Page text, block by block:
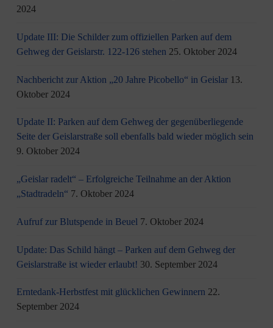
2024
Update III: Die Schilder zum offiziellen Parken auf dem
Gehweg der Geislarstr. 122-126 stehen 25. Oktober 2024
Nachbericht zur Aktion „20 Jahre Picobello“ in Geislar 13.
Oktober 2024
Update II: Parken auf dem Gehweg der gegenüberliegende
Seite der Geislarstraße soll ebenfalls bald wieder möglich sein
9. Oktober 2024
„Geislar radelt“ – Erfolgreiche Teilnahme an der Aktion
„Stadtradeln“ 7. Oktober 2024
Aufruf zur Blutspende in Beuel 7. Oktober 2024
Update: Das Schild hängt – Parken auf dem Gehweg der
Geislarstraße ist wieder erlaubt! 30. September 2024
Erntedank-Herbstfest mit glücklichen Gewinnern 22.
September 2024